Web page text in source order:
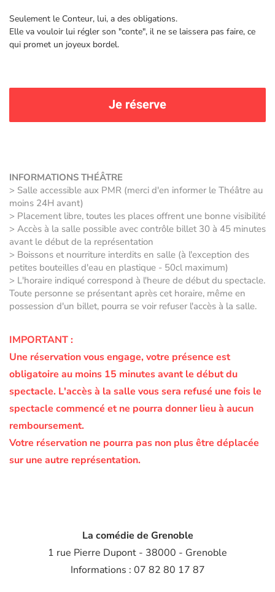
Seulement le Conteur, lui, a des obligations.
Elle va vouloir lui régler son "conte", il ne se laissera pas faire, ce
qui promet un joyeux bordel.
Je réserve
INFORMATIONS THÉÂTRE
> Salle accessible aux PMR (merci d'en informer le Théâtre au
moins 24H avant)
> Placement libre, toutes les places offrent une bonne visibilité
> Accès à la salle possible avec contrôle billet 30 à 45 minutes
avant le début de la représentation
> Boissons et nourriture interdits en salle (à l'exception des
petites bouteilles d'eau en plastique - 50cl maximum)
> L'horaire indiqué correspond à l'heure de début du spectacle.
Toute personne se présentant après cet horaire, même en
possession d'un billet, pourra se voir refuser l'accès à la salle.
IMPORTANT :
Une réservation vous engage, votre présence est
obligatoire au moins 15 minutes avant le début du
spectacle. L'accès à la salle vous sera refusé une fois le
spectacle commencé et ne pourra donner lieu à aucun
remboursement.
Votre réservation ne pourra pas non plus être déplacée
sur une autre représentation.
La comédie de Grenoble
1 rue Pierre Dupont - 38000 - Grenoble
Informations : 07 82 80 17 87